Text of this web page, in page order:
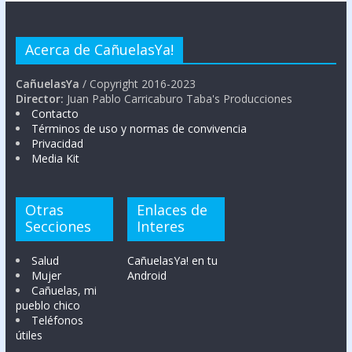
Acerca de CañuelasYa!
CañuelasYa / Copyright 2016-2023
Director: Juan Pablo Carricaburo Taba's Producciones
Contacto
Términos de uso y normas de convivencia
Privacidad
Media Kit
Otras
Secciones
Salud
Mujer
Cañuelas, mi
pueblo chico
Teléfonos
útiles
Enlaces de
Interes
CañuelasYa! en tu
Android